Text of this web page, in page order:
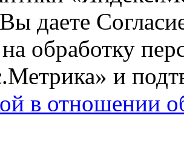
даете
обработку
и
в отношении